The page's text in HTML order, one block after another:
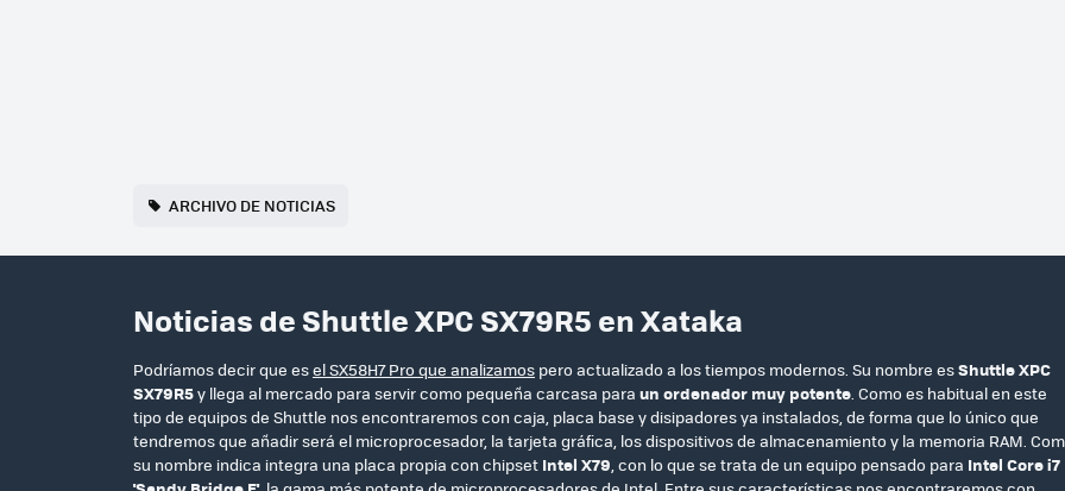
ARCHIVO DE NOTICIAS
Noticias de Shuttle XPC SX79R5 en Xataka
Podríamos decir que esel SX58H7 Pro que analizamos pero actualizado a los tiempos modernos. Su nombre esShuttle XPC
SX79R5y llega al mercado para servir como pequeña carcasa para un ordenador muy potente. Como es habitual en este
tipo de equipos de Shuttle nos encontraremos con caja, placa base y disipadores ya instalados, de forma que lo único que
tendremos que añadir será el microprocesador, la tarjeta gráfica, los dispositivos de almacenamiento y la memoria RAM.
su nombre indica integra una placa propia con chipset Intel X79, con lo que se trata de un equipo pensado para Intel Core i7